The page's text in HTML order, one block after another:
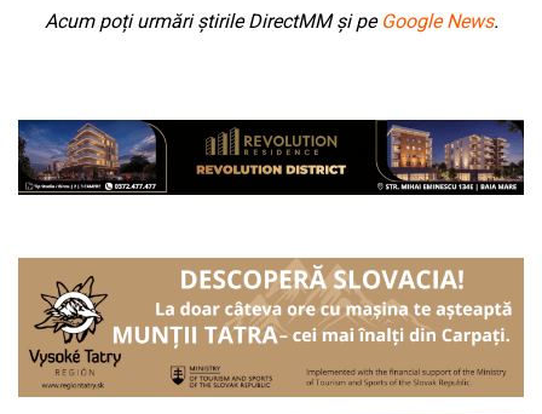
Acum poți urmări știrile DirectMM și pe Google News.